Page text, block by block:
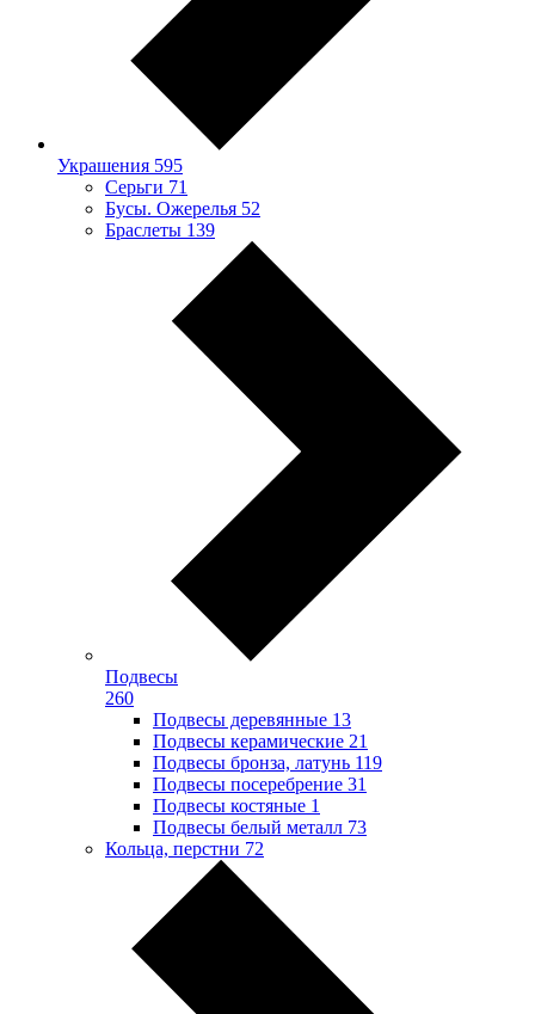
Украшения 595
Серьги 71
Бусы. Ожерелья 52
Браслеты 139
Подвесы
260
Подвесы деревянные 13
Подвесы керамические 21
Подвесы бронза, латунь 119
Подвесы посеребрение 31
Подвесы костяные 1
Подвесы белый металл 73
Кольца, перстни 72